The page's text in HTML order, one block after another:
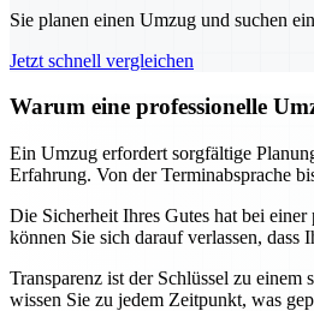
Sie planen einen Umzug und suchen
Jetzt schnell vergleichen
Warum eine professionelle
Ein Umzug erfordert sorgfältige
Erfahrung. Von der Terminabsprache
Die Sicherheit Ihres Gutes hat bei
können Sie sich darauf verlassen, dass
Transparenz ist der Schlüssel zu
wissen Sie zu jedem Zeitpunkt, was